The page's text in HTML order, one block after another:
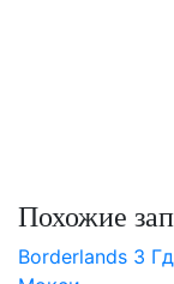
Похожие
Borderlands 3